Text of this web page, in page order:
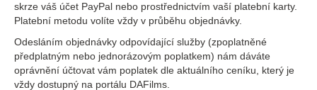
skrze váš účet PayPal nebo prostřednictvím vaší platební karty.
Platební metodu volíte vždy v průběhu objednávky.
Odesláním objednávky odpovídající služby (zpoplatněné
předplatným nebo jednorázovým poplatkem) nám dáváte
oprávnění účtovat vám poplatek dle aktuálního ceníku, který je
vždy dostupný na portálu DAFilms.